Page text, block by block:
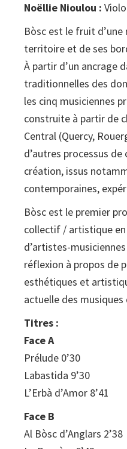
Noëllie Nioulou :
Bòsc est le fruit
territoire et de ses
À partir d’un ancrage
traditionnelles des
les cinq musiciennes
construite à partir de
Central (Quercy,
d’autres processus
création, issus
contemporaines,
Bòsc est le premier
collectif / artistique
d’artistes-
réflexion à propos de
esthétiques et
actuelle des musiques
Titres :
Face A
Prélude 0’30
Labastida 9’30
L’Erbà d’Amor 8’41
Face B
Al Bòsc d’Anglars 2’38